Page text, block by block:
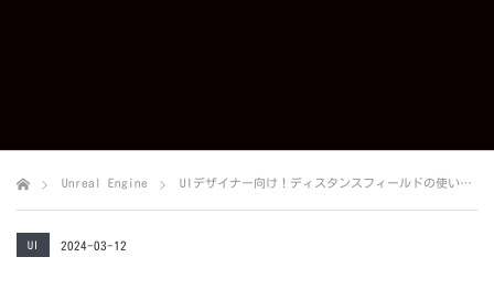
Unreal Engine UIデザイナー向け！ディスタンスフィールドの使い方と応用
UI 2024-03-12